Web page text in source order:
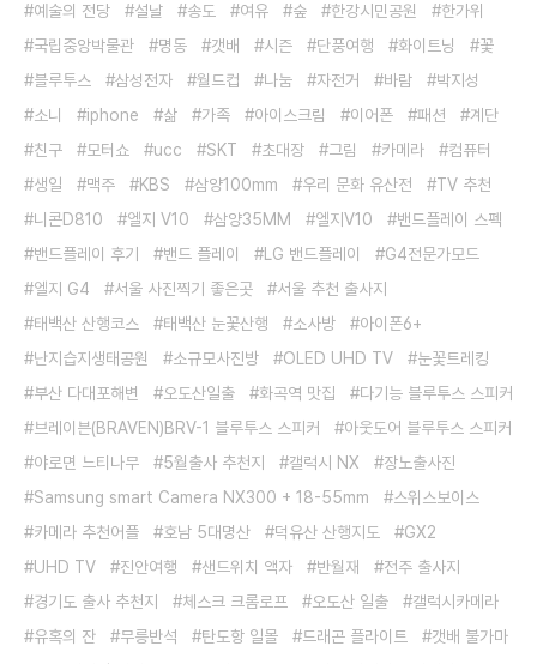
예술의 전당
설날 송도 여유 숲 한강시민공원
한가위
국립중앙박물관
명동 갯배 시즌 단풍여행 화이트닝
꽃
블루투스
삼성전자 월드컵 나눔 자전거 바람
박지성
소니
iphone 삶 가족 아이스크림 이어폰 패션
계단
친구
모터쇼 ucc SKT 초대장 그림 카메라
컴퓨터
생일
맥주 KBS 삼양100mm 우리 문화 유산전
TV 추천
니콘D810
엘지 V10 삼양35MM 엘지V10
밴드플레이 스펙
밴드플레이 후기
밴드 플레이 LG 밴드플레이
G4전문가모드
엘지 G4
서울 사진찍기 좋은곳
서울 추천 출사지
태백산 산행코스
태백산 눈꽃산행 소사방
아이폰6+
난지습지생태공원
소규모사진방 OLED UHD TV
눈꽃트레킹
부산 다대포해변
오도산일출 화곡역 맛집
다기능 블루투스 스피커
브레이븐(BRAVEN)BRV-1 블루투스 스피커
아웃도어 블루투스 스피커
야로면 느티나무
5월출사 추천지 갤럭시 NX
장노출사진
Samsung smart Camera NX300 + 18-55mm
스위스보이스
카메라 추천어플
호남 5대명산 덕유산 산행지도
GX2
UHD TV
진안여행 샌드위치 액자 반월재
전주 출사지
경기도 출사 추천지
체스크 크롬로프 오도산 일출
갤럭시카메라
유혹의 잔
무릉반석 탄도항 일몰 드래곤 플라이트
갯배 불가마